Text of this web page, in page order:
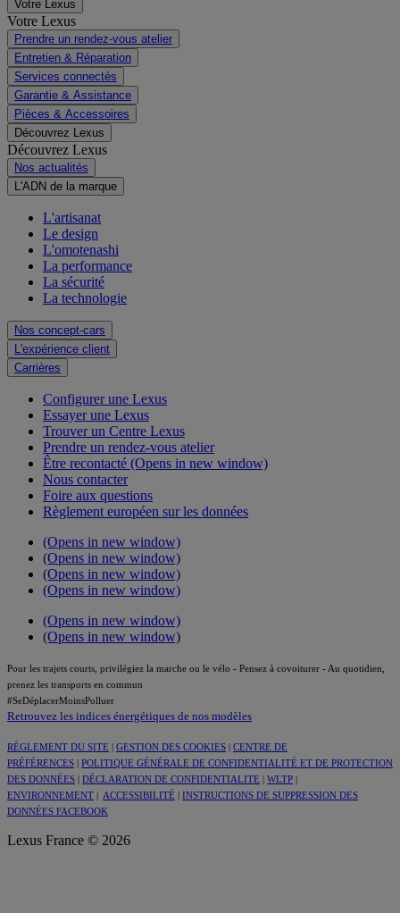
Votre Lexus
Votre Lexus
Prendre un rendez-vous atelier
Entretien & Réparation
Services connectés
Garantie & Assistance
Pièces & Accessoires
Découvrez Lexus
Découvrez Lexus
Nos actualités
L'ADN de la marque
L'artisanat
Le design
L'omotenashi
La performance
La sécurité
La technologie
Nos concept-cars
L'expérience client
Carrières
Configurer une Lexus
Essayer une Lexus
Trouver un Centre Lexus
Prendre un rendez-vous atelier
Être recontacté (Opens in new window)
Nous contacter
Foire aux questions
Règlement européen sur les données
(Opens in new window)
(Opens in new window)
(Opens in new window)
(Opens in new window)
(Opens in new window)
(Opens in new window)
Pour les trajets courts, privilégiez la marche ou le vélo - Pensez à covoiturer - Au quotidien,
prenez les transports en commun
#SeDéplacerMoinsPolluer
Retrouvez les indices énergétiques de nos modèles
RÈGLEMENT DU SITE GESTION DES COOKIES
CENTRE DE
PRÉFÉRENCES
POLITIQUE GÉNÉRALE DE CONFIDENTIALITÉ ET DE PROTECTION
DES DONNÉES
DÉCLARATION DE CONFIDENTIALITE WLTP
ENVIRONNEMENT
ACCESSIBILITÉ
INSTRUCTIONS DE SUPPRESSION DES
DONNÉES FACEBOOK
Lexus France © 2026